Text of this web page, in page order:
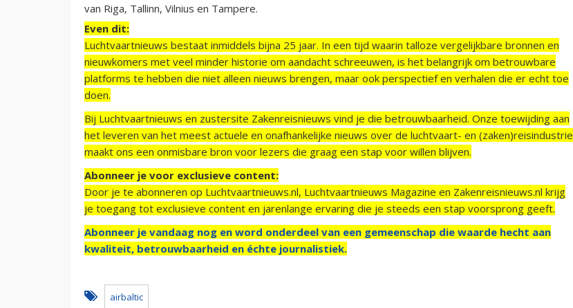
van Riga, Tallinn, Vilnius en Tampere.
Even dit:
Luchtvaartnieuws bestaat inmiddels bijna 25 jaar. In een tijd waarin talloze vergelijkbare bronnen en
nieuwkomers met veel minder historie om aandacht schreeuwen, is het belangrijk om betrouwbare
platforms te hebben die niet alleen nieuws brengen, maar ook perspectief en verhalen die er echt toe
doen.
Bij Luchtvaartnieuws en zustersite Zakenreisnieuws vind je die betrouwbaarheid. Onze toewijding aan
het leveren van het meest actuele en onafhankelijke nieuws over de luchtvaart- en (zaken)reisindustrie
maakt ons een onmisbare bron voor lezers die graag een stap voor willen blijven.
Abonneer je voor exclusieve content:
Door je te abonneren op Luchtvaartnieuws.nl, Luchtvaartnieuws Magazine en Zakenreisnieuws.nl krijg
je toegang tot exclusieve content en jarenlange ervaring die je steeds een stap voorsprong geeft.
Abonneer je vandaag nog en word onderdeel van een gemeenschap die waarde hecht aan
kwaliteit, betrouwbaarheid en échte journalistiek.
airbaltic